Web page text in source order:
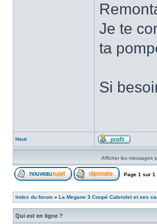
Je te
ta
Si
Haut
Afficher les messages
Page 1 sur 1
Index du forum » La Megane 3 Coupé Cabriolet et ses
Qui est en ligne ?